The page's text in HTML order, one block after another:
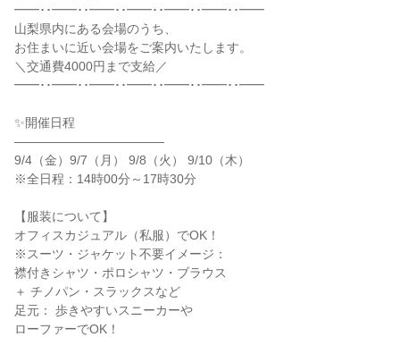
━━･･━━･･━━･･━━･･━━･･━━･･━━
山梨県内にある会場のうち、
お住まいに近い会場をご案内いたします。
＼交通費4000円まで支給／
━━･･━━･･━━･･━━･･━━･･━━･･━━
✨開催日程
――――――――――――
9/4（金）9/7（月） 9/8（火） 9/10（木）
※全日程：14時00分～17時30分
【服装について】
オフィスカジュアル（私服）でOK！
※スーツ・ジャケット不要イメージ：
襟付きシャツ・ポロシャツ・ブラウス
＋ チノパン・スラックスなど
足元： 歩きやすいスニーカーや
ローファーでOK！